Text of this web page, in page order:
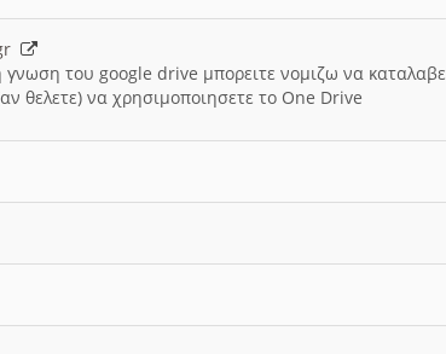
του google drive μπορειτε νομιζω να
θελετε) να χρησιμοποιησετε το One Drive